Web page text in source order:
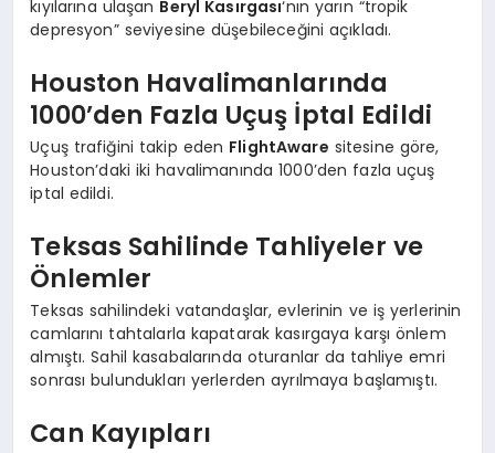
kıyılarına ulaşan Beryl Kasırgası‘nın yarın “tropik
depresyon” seviyesine düşebileceğini açıkladı.
Houston Havalimanlarında
1000’den Fazla Uçuş İptal Edildi
Uçuş trafiğini takip eden FlightAware sitesine göre,
Houston’daki iki havalimanında 1000’den fazla uçuş
iptal edildi.
Teksas Sahilinde Tahliyeler ve
Önlemler
Teksas sahilindeki vatandaşlar, evlerinin ve iş yerlerinin
camlarını tahtalarla kapatarak kasırgaya karşı önlem
almıştı. Sahil kasabalarında oturanlar da tahliye emri
sonrası bulundukları yerlerden ayrılmaya başlamıştı.
Can Kayıpları